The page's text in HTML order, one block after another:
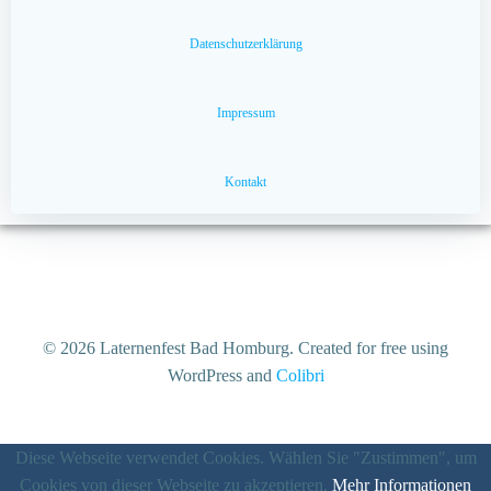
Datenschutzerklärung
Impressum
Kontakt
© 2026 Laternenfest Bad Homburg. Created for free using
WordPress and Colibri
Diese Webseite verwendet Cookies. Wählen Sie "Zustimmen", um
Cookies von dieser Webseite zu akzeptieren. Mehr Informationen